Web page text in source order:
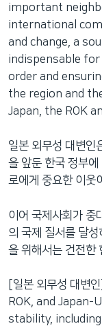
important
international
and change, a
indispensable
order and
the region and
Japan, the ROK
일본 외무성 대변인
을 앞둔 한국 정부
로에게 중요한 이웃
이어 국제사회가 중
의 국제 질서를 달
을 위해서는 건전한
[일본 외무성 대변
ROK, and Japan-
stability,